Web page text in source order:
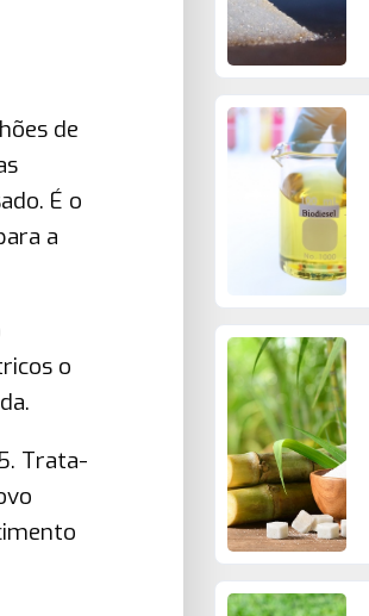
de
É o
a
o
Trata-